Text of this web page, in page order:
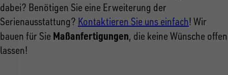
dabei? Benötigen Sie eine Erweiterung der
Serienausstattung? Kontaktieren Sie uns einfach! Wir
bauen für Sie Maßanfertigungen, die keine Wünsche offen
lassen!